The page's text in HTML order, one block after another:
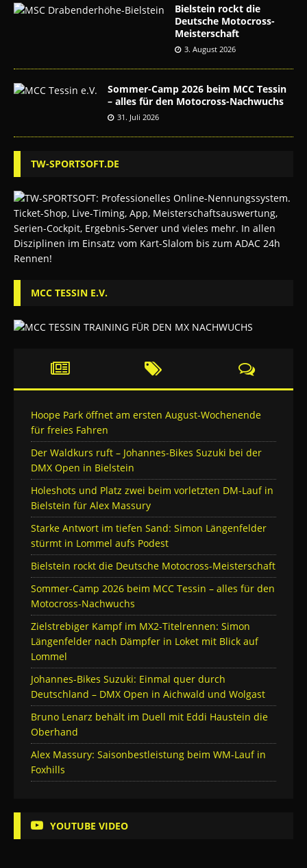
Bielstein rockt die
Deutsche Motocross-
Meisterschaft
3. August 2026
Sommer-Camp 2026 beim MCC Tessin
– alles für den Motocross-Nachwuchs
31. Juli 2026
TW-SPORTSOFT.DE
MCC TESSIN E.V.
Hoope Park öffnet am ersten August-Wochenende
für freies Fahren
Der Waldkurs ruft – Johannes-Bikes Suzuki bei der
DMX Open in Bielstein
Holeshots und Platz zwei beim vorletzten DM-Lauf in
Bielstein für Alex Massury
Starke Antwort im tiefen Sand: Simon Längenfelder
stürmt in Lommel aufs Podest
Bielstein rockt die Deutsche Motocross-Meisterschaft
Sommer-Camp 2026 beim MCC Tessin – alles für den
Motocross-Nachwuchs
Zielstrebiger Kampf im MX2-Titelrennen: Simon
Längenfelder nach Dämpfer in Loket mit Blick auf
Lommel
Johannes-Bikes Suzuki: Einmal quer durch
Deutschland – DMX Open in Aichwald und Wolgast
Bruno Lenarz behält im Duell mit Eddi Haustein die
Oberhand
Alex Massury: Saisonbestleistung beim WM-Lauf in
Foxhills
YOUTUBE VIDEO